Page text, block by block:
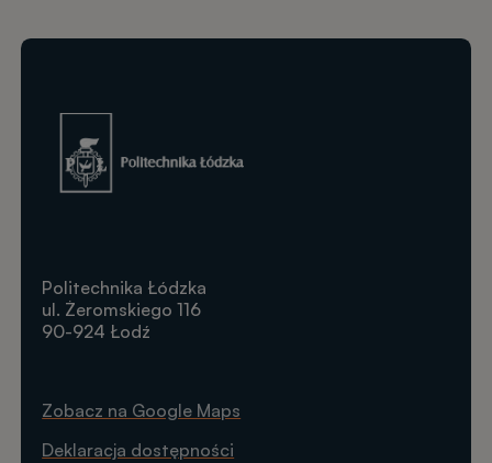
Obraz
Politechnika Łódzka
ul. Żeromskiego 116
90-924 Łodź
Zobacz na Google Maps
Deklaracja dostępności